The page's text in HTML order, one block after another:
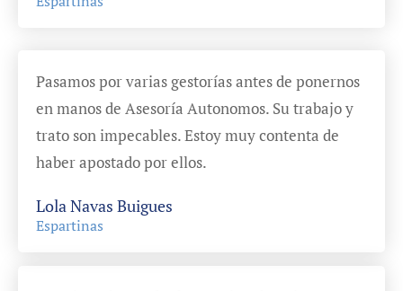
Pasamos por varias gestorías antes de ponernos
en manos de Asesoría Autonomos. Su trabajo y
trato son impecables. Estoy muy contenta de
haber apostado por ellos.
Lola Navas Buigues
Espartinas